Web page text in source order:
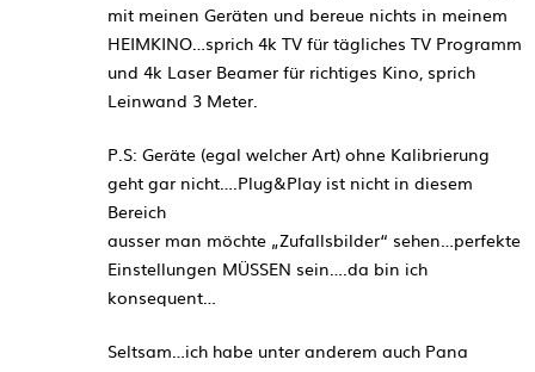
mit meinen Geräten und bereue nichts in meinem
HEIMKINO…sprich 4k TV für tägliches TV Programm
und 4k Laser Beamer für richtiges Kino, sprich
Leinwand 3 Meter.
P.S: Geräte (egal welcher Art) ohne Kalibrierung
geht gar nicht….Plug&Play ist nicht in diesem
Bereich
ausser man möchte „Zufallsbilder“ sehen…perfekte
Einstellungen MÜSSEN sein….da bin ich
konsequent…
Seltsam…ich habe unter anderem auch Pana